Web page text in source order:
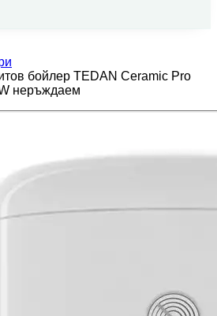
бойлер TEDAN Ceramic Pro
неръждаем